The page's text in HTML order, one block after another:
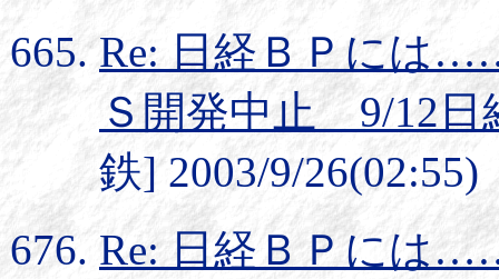
Re: 日経ＢＰには
Ｓ開発中止 9/12日
鉄] 2003/9/26(02:55)
Re: 日経ＢＰには